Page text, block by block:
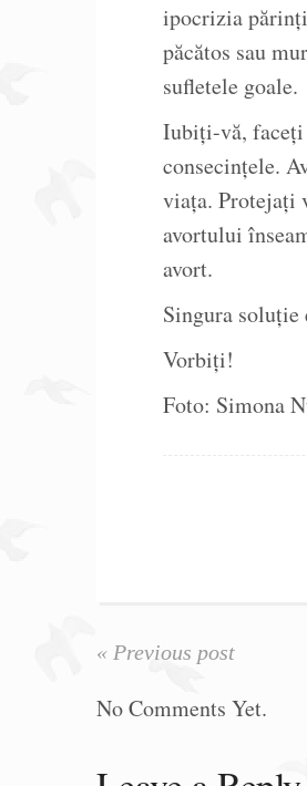
ipocrizia
păcătos sau
sufletele goale.
Iubiți-vă, faceți
consecințele.
viața. Protejați
avortului
avort.
Singura
Vorbiți!
Foto: Simona
« Previous post
No Comments Yet.